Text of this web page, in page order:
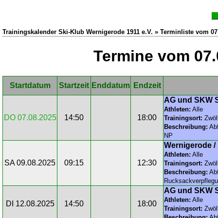
Trainingskalender Ski-Klub Wernigerode 1911 e.V. » Terminliste vom
Termine vom
Startdatum Startzeit Enddatum Endzeit
DO 07.08.2025 14:50 18:00
AG und SKW
Athleten: Alle
Trainingsort:
Beschreibung:
NP
SA 09.08.2025 09:15 12:30
Wernigerode
Athleten: Alle
Trainingsort:
Beschreibung:
DI 12.08.2025 14:50 18:00
AG und SKW
Athleten: Alle
Trainingsort: